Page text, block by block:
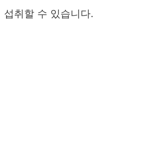
섭취할 수 있습니다.